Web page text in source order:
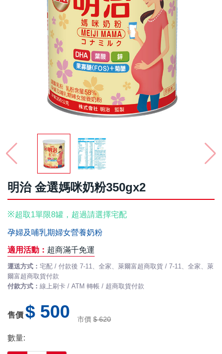
明治 金選媽咪奶粉350gx2
※超取1單限8罐 ，超過請選擇宅配
孕婦及哺乳期婦女營養奶粉
適用活動： 超商滿千免運
運送方式： 宅配 / 付款後 7-11、全家、萊爾富超商取貨 / 7-11、全家、萊
爾富超商取貨付款
付款方式： 線上刷卡 / ATM 轉帳 / 超商取貨付款
售價 $ 500 市價 $ 620
數量: